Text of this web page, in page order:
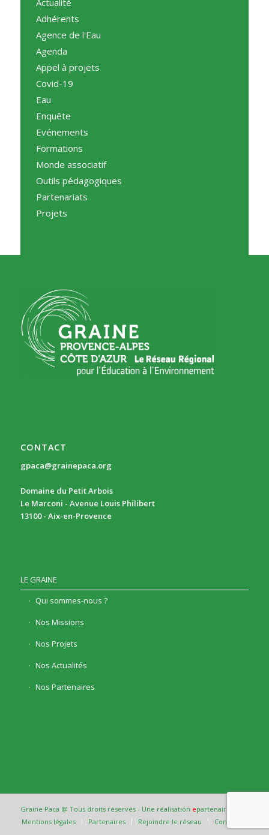
Actualité
Adhérents
Agence de l'Eau
Agenda
Appel à projets
Covid-19
Eau
Enquête
Evénements
Formations
Monde associatif
Outils pédagogiques
Partenariats
Projets
CONTACT
gpaca@grainepaca.org
Domaine du Petit Arbois
Le Marconi - Avenue Louis Philibert
13100 - Aix-en-Provence
LE GRAINE
Qui sommes-nous ?
Nos Missions
Nos Projets
Nos Actualités
Nos Partenaires
Graine Paca @ Tous droits réservés - Une réalisation epartenaire
Mentions légales
Partenaires Rejoindre le réseau Contact